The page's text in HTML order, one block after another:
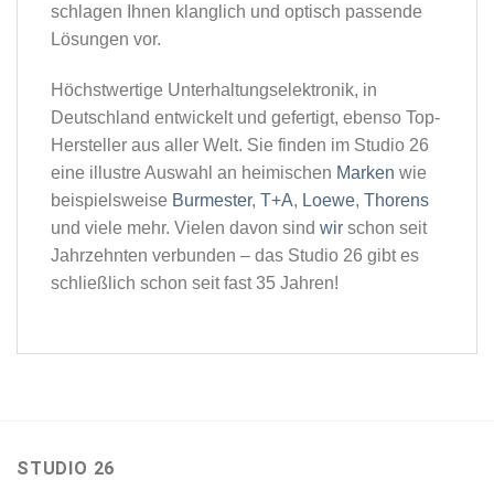
schlagen Ihnen klanglich und optisch passende
Lösungen vor.
Höchstwertige Unterhaltungselektronik, in
Deutschland entwickelt und gefertigt, ebenso Top-
Hersteller aus aller Welt. Sie finden im Studio 26
eine illustre Auswahl an heimischen Marken wie
beispielsweise Burmester, T+A, Loewe, Thorens
und viele mehr. Vielen davon sind wir schon seit
Jahrzehnten verbunden – das Studio 26 gibt es
schließlich schon seit fast 35 Jahren!
STUDIO 26